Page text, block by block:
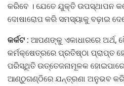
କରିବେ । ଯେତେ ଯୁକ୍ତି ଉପସ୍ଥାପନ
ଦୋଷାରୋପ କରି ସମସ୍ୟାକୁ ବଢ଼ାଇ
କର୍କଟ : ଆପଣଙ୍କୁ ଏକାଧାରରେ ଅର୍ଥ,
କର୍ମକ୍ଷେତ୍ରରେ ପ୍ରତିଷ୍ଠା ପ୍ରାପ୍ତ
ପରିସ୍ଥିତି ଉତ୍ତେଜନାମୂଳକ ହୋଇପାରେ
ଆଣ୍ଠୁଗଣ୍ଠିରେ ଯନ୍ତ୍ରଣା ଅନୁଭବ